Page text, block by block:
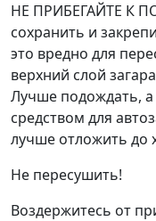
НЕ ПРИБЕГАЙТЕ К
сохранить и
это вредно для
верхний слой
Лучше подождать, а
средством для
лучше отложить до
Не пересушить!
Воздержитесь от